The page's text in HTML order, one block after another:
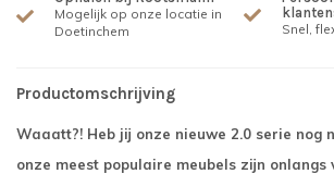
Mogelijk op onze locatie in
Doetinchem
Snel,
Productomschrijving
Waaatt?! Heb jij onze nieuwe 2.0 serie nog
onze meest populaire meubels zijn onlangs